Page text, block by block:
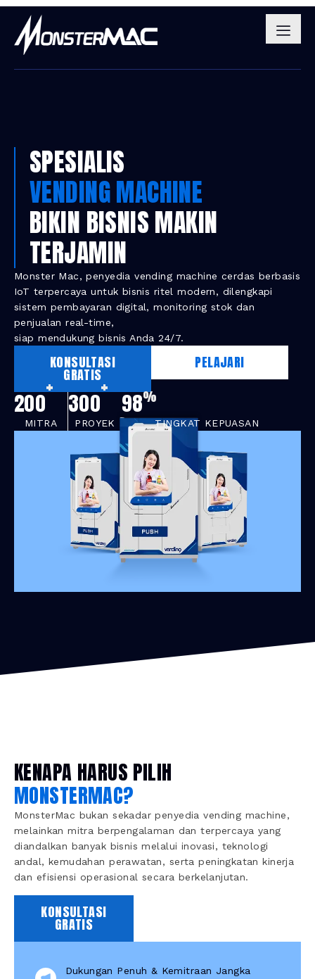
SPESIALIS
VENDING MACHINE
BIKIN BISNIS MAKIN
TERJAMIN
Monster Mac, penyedia vending machine cerdas berbasis
IoT terpercaya untuk bisnis ritel modern, dilengkapi
sistem pembayaran digital, monitoring stok dan
penjualan real-time,
siap mendukung bisnis Anda 24/7.
KONSULTASI
GRATIS
PELAJARI
200
+
MITRA
300
+
PROYEK
98%
TINGKAT KEPUASAN
KENAPA HARUS PILIH
MONSTERMAC?
MonsterMac bukan sekadar penyedia vending machine,
melainkan mitra berpengalaman dan terpercaya yang
diandalkan banyak bisnis melalui inovasi, teknologi
andal, kemudahan perawatan, serta peningkatan kinerja
dan efisiensi operasional secara berkelanjutan.
KONSULTASI
GRATIS
Dukungan Penuh & Kemitraan Jangka